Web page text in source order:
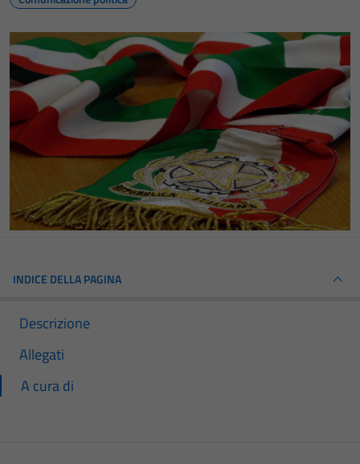
INDICE DELLA PAGINA
Descrizione
Allegati
A cura di